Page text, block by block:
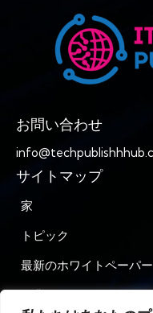
お問い合わせ
サイトマップ
家
トピック
最新のホワイトペーパー